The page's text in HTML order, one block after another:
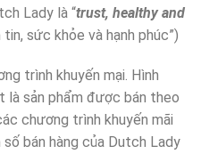
Lady là “trust, healthy and
tin, sức khỏe và hạnh phúc”)
trình khuyến mại. Hình
là sản phẩm được bán theo
chương trình khuyến mãi
bán hàng của Dutch Lady